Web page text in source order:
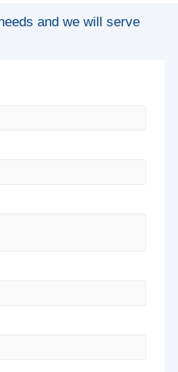
and we will serve